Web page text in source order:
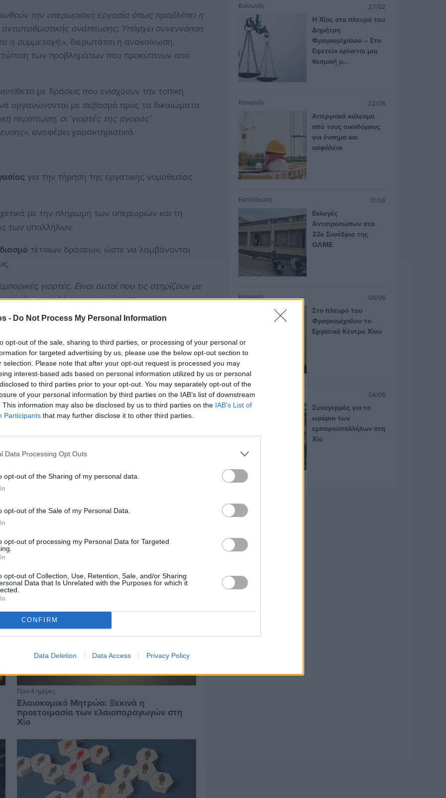
- Do Not Process My Personal Information
opt-out of the sale, sharing to third parties, or processing of your personal or
for targeted advertising by us, please use the below opt-out section to
selection. Please note that after your opt-out request is processed you may
interest-based ads based on personal information utilized by us or personal
to third parties prior to your opt-out. You may separately opt-out of the
of your personal information by third parties on the IAB’s list of downstream
This information may also be disclosed by us to third parties on the IAB’s List of
Participants that may further disclose it to other third parties.
Data Processing Opt Outs
opt-out of the Sharing of my personal data.
opt-out of the Sale of my Personal Data.
opt-out of processing my Personal Data for Targeted
opt-out of Collection, Use, Retention, Sale, and/or Sharing
Data that Is Unrelated with the Purposes for which it
CONFIRM
Data Deletion Data Access Privacy Policy
την υπερωριακή εργασία όπως προβλέπει η
ανάπαυσης; Υπάρχει συνεννόηση
η συμμετοχή;», διερωτάται η ανακοίνωση,
των προβλημάτων που προκύπτουν από
αντίθετο με δράσεις που ενισχύουν την τοπική
οργανώνονται με σεβασμό προς τα δικαιώματα
περίπτωση, οι ‘γιορτές της αγοράς’
, αναφέρει χαρακτηριστικά.
για την τήρηση της εργατικής νομοθεσίας
με την πληρωμή των υπερωριών και τη
των υπαλλήλων.
τέτοιων δράσεων, ώστε να λαμβάνονται
γιορτές. Είναι αυτοί που τις στηρίζουν με
, καταλήγει η ανακοίνωση,
τις εργασιακές ανάγκες ενδέχεται να
ίδιους τους εργαζόμενους, αλλά και για τη
Viber ομάδαμας και δείτε όλες τις ειδήσεις από
Πριν 4 ημέρες
Ελαιοκομικό Μητρώο: Ξεκινά η
προετοιμασία των ελαιοπαραγωγών στη
Χίο
Κοινωνία 27/02
Η Χίος στο πλευρό του
Δημήτρη
Φραγκομίχαλου – Στο
Εφετείο κρίνεται μια
θεσμική μ...
Κοινωνία 22/06
Απεργιακό κάλεσμα
από τους οικοδόμους
για ένσημα και
ασφάλεια
Εκπαίδευση 17/06
Εκλογές
Αντιπροσώπων στο
22ο Συνέδριο της
ΟΛΜΕ
Κοινωνία 04/06
Στο πλευρό του
Φραγκομίχαλου το
Εργατικό Κέντρο Χίου
Κοινωνία 04/06
Συναγερμός για το
ωράριο των
εμποροϋπαλλήλων στη
Χίο